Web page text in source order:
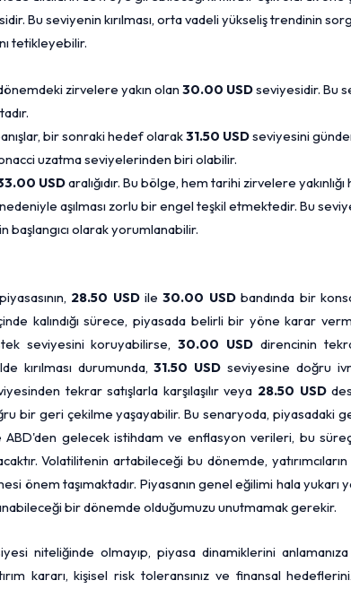
Bu seviyenin kırılması, orta vadeli yükseliş trendinin
tetikleyebilir.
zirvelere yakın olan 30.00 USDseviyesidir. Bu
bir sonraki hedef olarak31.50 USDseviyesini
uzatma seviyelerinden biri olabilir.
USDaralığıdır. Bu bölge, hem tarihi zirvelere
aşılması zorlu bir engel teşkil etmektedir. Bu
başlangıcı olarak yorumlanabilir.
28.50 USDile30.00 USDbandında bir
kalındığı sürece, piyasada belirli bir yöne karar
seviyesini koruyabilirse,30.00 USD direncinin
kırılması durumunda,31.50 USD seviyesine doğru
tekrar satışlarla karşılaşılır veya 28.50 USD
bir geri çekilme yaşayabilir. Bu senaryoda, piyasadaki
ABD'den gelecek istihdam ve enflasyon verileri, bu
Volatilitenin artabileceği bu dönemde,
önem taşımaktadır. Piyasanın genel eğilimi hala yukarı
bir dönemde olduğumuzu unutmamak gerekir.
niteliğinde olmayıp, piyasa dinamiklerini anlamanıza
kararı, kişisel risk toleransınız ve finansal